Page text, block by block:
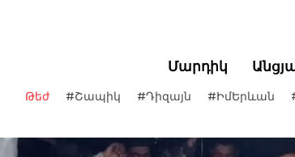
Մարդիկ
Թեժ #Շապիկ #Դիզայն #ԻմԵրևան